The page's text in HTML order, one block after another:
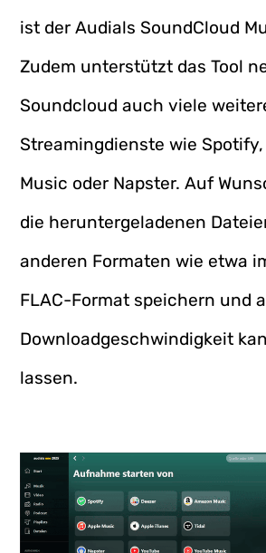
ist der Audials SoundCloud
Zudem unterstützt das Tool
Soundcloud auch viele
Streamingdienste wie
Music oder Napster. Auf
die heruntergeladenen
anderen Formaten wie etwa
FLAC-Format speichern und
Downloadgeschwindigkeit
lassen.